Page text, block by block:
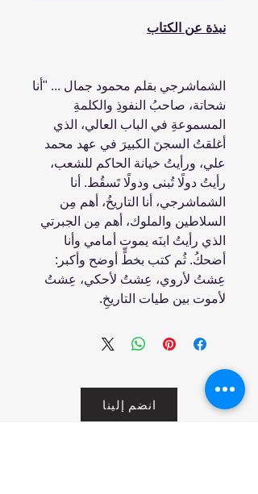
نبذة عن الكتاب
الشماشرجي بقلم محمود جمال ... "أنا
شحاتة، صاحبُ النفوذِ والكلمةِ
المسموعةِ في الباب العالي، الذي
أغلقتُ السجنَ الكبيرَ في عهد محمد
علي، ورأيتُ خيانة الحاكم للشعب،
رأيتُ دولًا تُبنى ودولًا تَسقُط. أنا
الشماشرجي، أنا التاريخُ، أهم مِن
السلاطين والملوك، أهم مِن الجبرتي
الذي رأيتُ ابنَه يموت أمامي وأنا
أضحكُ. ثُم كتب بخطٍّ أوضح وأكبر:
عِشتُ لأروي، عِشتُ لأحكي، عِشتُ
لأموت بين طيات التاريخِ.
انضم إلينا